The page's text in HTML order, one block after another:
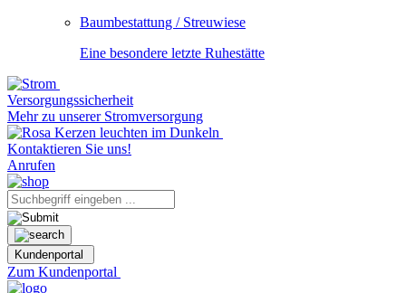
Baumbestattung / Streuwiese
Eine besondere letzte Ruhestätte
Versorgungssicherheit
Mehr zu unserer Stromversorgung
Kontaktieren Sie uns!
Anrufen
Kundenportal
Zum Kundenportal